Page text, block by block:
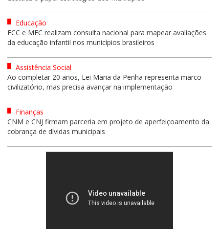
Educação
FCC e MEC realizam consulta nacional para mapear avaliações
da educação infantil nos municípios brasileiros
Assistência Social
Ao completar 20 anos, Lei Maria da Penha representa marco
civilizatório, mas precisa avançar na implementação
Finanças
CNM e CNJ firmam parceria em projeto de aperfeiçoamento da
cobrança de dívidas municipais